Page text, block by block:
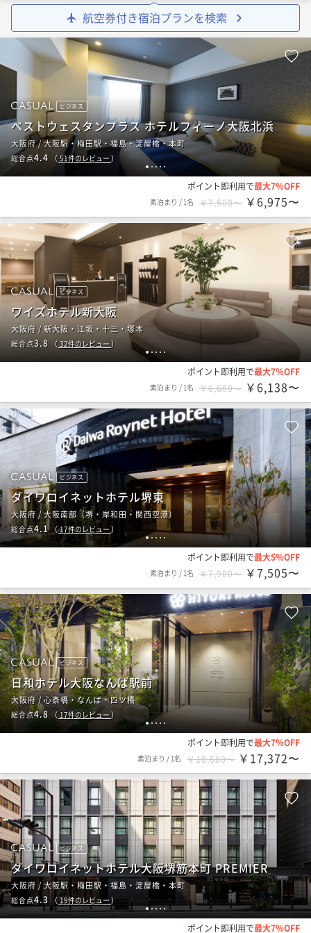
航空券付き宿泊プランを検索
1 234 5
ビジネス
ベストウェスタンプラス ホテルフィーノ大阪北浜
大阪府 / 大阪駅・梅田駅・福島・淀屋橋・本町
総合点4.4 （ 51件のレビュー ）
ポイント即利用で最大7％OFF
素泊まり / 1名 ￥7,500〜 ￥6,975〜
12 3 4 5
ビジネス
ワイズホテル新大阪
大阪府 / 新大阪・江坂・十三・塚本
総合点3.8 （ 32件のレビュー）
ポイント即利用で最大7％OFF
素泊まり / 1名 ￥6,600〜 ￥6,138〜
12 3 4 5
ビジネス
ダイワロイネットホテル堺東
大阪府 / 大阪南部（堺・岸和田・関西空港）
総合点4.1（17件のレビュー ）
ポイント即利用で最大5％OFF
素泊まり / 1名 ￥7,900〜 ￥7,505〜
1 2 3 4 5
ビジネス
日和ホテル大阪なんば駅前
大阪府 / 心斎橋・なんば・四ツ橋
総合点4.8（ 17件のレビュー）
ポイント即利用で最大7％OFF
素泊まり / 1名 ￥18,680〜 ￥17,372〜
12345
ビジネス
ダイワロイネットホテル大阪堺筋本町 PREMIER
大阪府 / 大阪駅・梅田駅・福島・淀屋橋・本町
総合点4.3 （ 19件のレビュー）
ポイント即利用で最大7％OFF